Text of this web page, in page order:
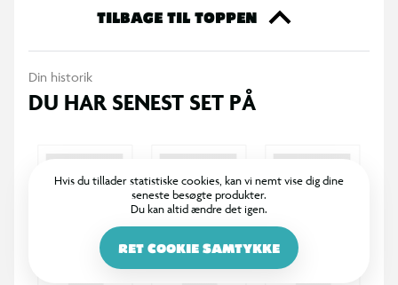
TILBAGE TIL TOPPEN
Din historik
DU HAR SENEST SET PÅ
Hvis du tillader statistiske cookies, kan vi nemt vise dig dine
seneste besøgte produkter.
Du kan altid ændre det igen.
RET COOKIE SAMTYKKE